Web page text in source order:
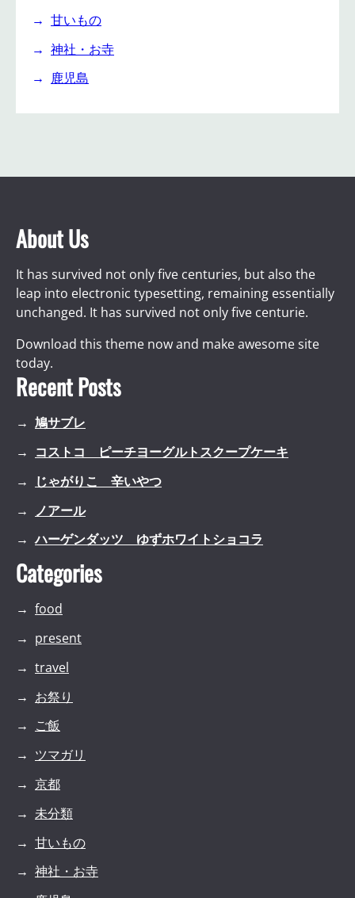
甘いもの
神社・お寺
鹿児島
About Us
It has survived not only five centuries, but also the
leap into electronic typesetting, remaining essentially
unchanged. It has survived not only five centurie.
Download this theme now and make awesome site
today.
Recent Posts
鳩サブレ
コストコ ピーチヨーグルトスクープケーキ
じゃがりこ 辛いやつ
ノアール
ハーゲンダッツ ゆずホワイトショコラ
Categories
food
present
travel
お祭り
ご飯
ツマガリ
京都
未分類
甘いもの
神社・お寺